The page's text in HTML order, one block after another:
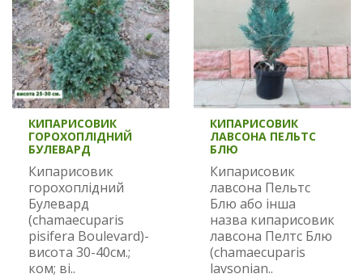
КИПАРИСОВИК
ГОРОХОПЛІДНИЙ
БУЛЕВАРД
Кипарисовик
горохоплідний
Булевард
(chamaecuparis
pisifera Boulevard)-
висота 30-40см.;
ком; ві..
КИПАРИСОВИК
ЛАВСОНА ПЕЛЬТС
БЛЮ
Кипарисовик
лавсона Пельтс
Блю або інша
назва кипарисовик
лавсона Пелтс Блю
(chamaecuparis
lavsonian..